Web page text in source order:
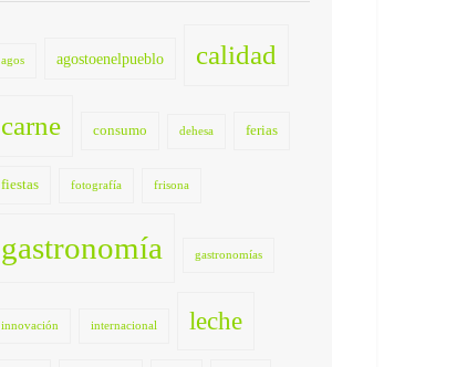
agos agostoenelpueblo calidad
carne consumo dehesa ferias
fiestas fotografía frisona
gastronomía gastronomías
innovación internacional leche